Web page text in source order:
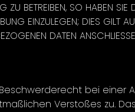
ZU BETREIBEN, SO HABEN
EINZULEGEN; DIES GILT
DATEN
bei
Verstoßes zu.